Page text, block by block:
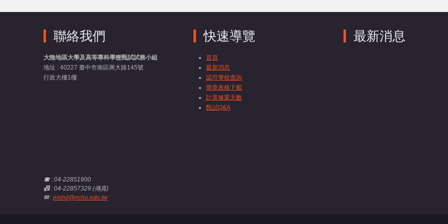
聯絡我們
大陸地區大學及高等專科學歷甄試試務小組
地址 : 40227 臺中市南區興大路145號
行政大樓1樓
☎: 04-22851900
📠: 04-22857329 (傳真)
✉: emhd@nchu.edu.tw
快速導覽
首頁
最新消息
認可學校查詢
簡章表格下載
計算修業天數
甄試Q&A
最新消息